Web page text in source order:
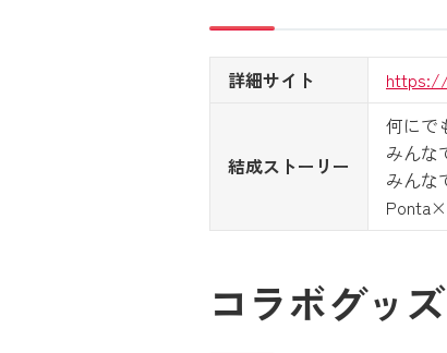
詳細サイト https://
結成ストーリー
何にで
みんな
みんな
コラボグッ